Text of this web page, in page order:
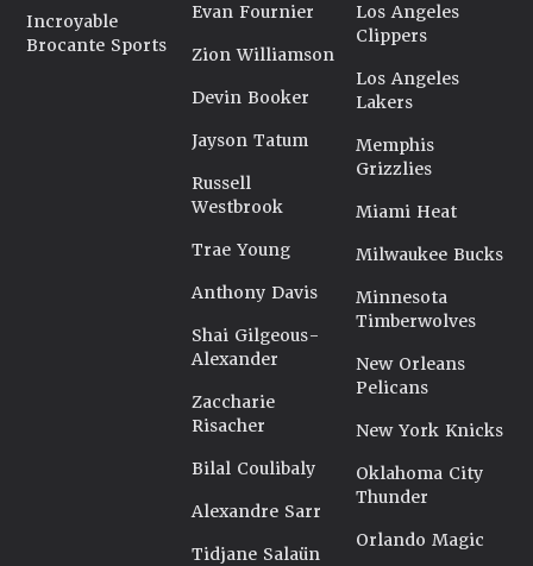
Incroyable
Brocante Sports
Evan Fournier
Zion Williamson
Devin Booker
Jayson Tatum
Russell
Westbrook
Trae Young
Anthony Davis
Shai Gilgeous-
Alexander
Zaccharie
Risacher
Bilal Coulibaly
Alexandre Sarr
Tidjane Salaün
Los Angeles
Clippers
Los Angeles
Lakers
Memphis
Grizzlies
Miami Heat
Milwaukee Bucks
Minnesota
Timberwolves
New Orleans
Pelicans
New York Knicks
Oklahoma City
Thunder
Orlando Magic